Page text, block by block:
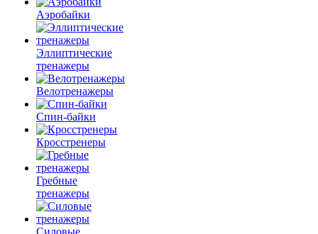
Аэробайки
Эллиптические
тренажеры
Велотренажеры
Спин-байки
Кросстренеры
Гребные
тренажеры
Силовые